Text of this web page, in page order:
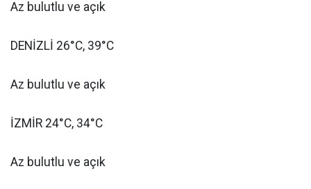
Az bulutlu ve açık
DENİZLİ 26°C, 39°C
Az bulutlu ve açık
İZMİR 24°C, 34°C
Az bulutlu ve açık